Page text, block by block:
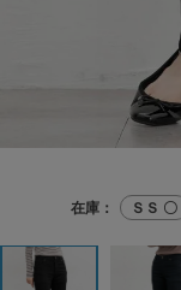
在庫： ＳＳ 〇